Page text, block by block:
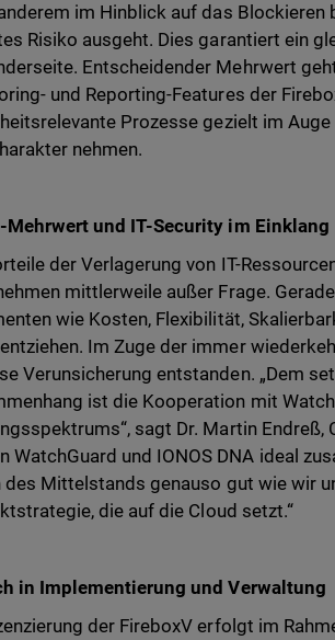
im Hinblick auf das
Risiko ausgeht. Dies garantiert ein
Entscheidender Mehrwert
und Reporting-Features der
Prozesse gezielt im
nehmen.
Mehrwert und IT-Security im Einklang
der Verlagerung von IT-
mittlerweile außer Frage.
wie Kosten, Flexibilität,
Im Zuge der immer
Verunsicherung entstanden. „Dem
ist die Kooperation mit
sagt Dr. Martin Endreß,
WatchGuard und IONOS DNA ideal
des Mittelstands genauso gut wie wir
die auf die Cloud setzt.“
in Implementierung und Verwaltung
der FireboxV erfolgt im